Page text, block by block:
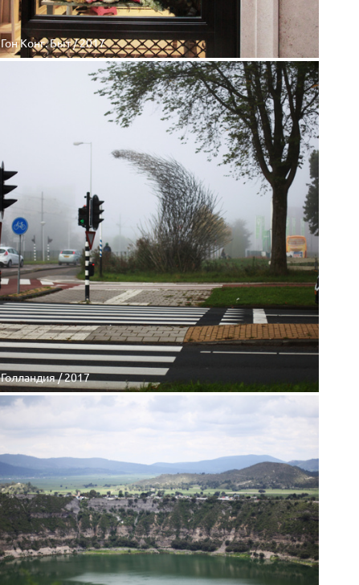
Гон Конг. Быт / 2017
Голландия / 2017